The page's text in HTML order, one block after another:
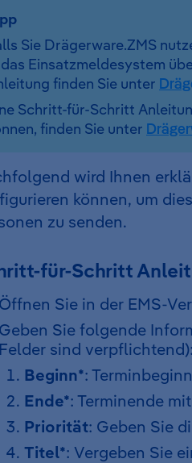
Sie Drägerware.ZMS
Einsatzmeldesystem
finden Sie unter
Schritt-für-Schritt
finden Sie unter
wird Ihnen
können, um
zu senden.
für-Schritt
Sie in der EMS-
Sie folgende
sind verpflichtend):
Beginn*:
Ende*: Terminende
Priorität: Geben Sie
Titel*: Vergeben Sie